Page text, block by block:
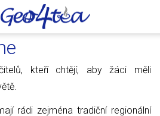
kteří chtějí, aby žáci měli
rádi zejména tradiční regionální